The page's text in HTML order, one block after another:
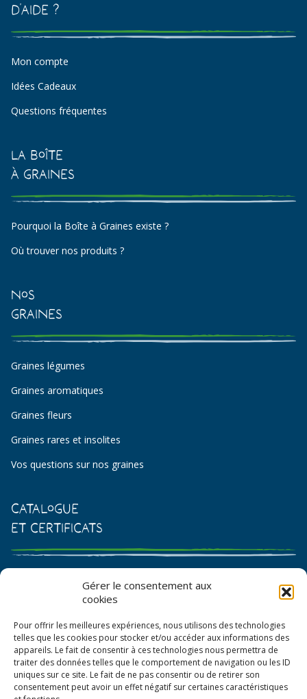
Gérer le consentement aux
cookies
Pour offrir les meilleures expériences, nous utilisons des technologies
telles que les cookies pour stocker et/ou accéder aux informations des
appareils. Le fait de consentir à ces technologies nous permettra de
traiter des données telles que le comportement de navigation ou les ID
uniques sur ce site. Le fait de ne pas consentir ou de retirer son
consentement peut avoir un effet négatif sur certaines caractéristiques
d'aide ?
Mon compte
Idées Cadeaux
Questions fréquentes
La Boîte
à Graines
Pourquoi la Boîte à Graines existe ?
Où trouver nos produits ?
Nos
Graines
Graines légumes
Graines aromatiques
Graines fleurs
Graines rares et insolites
Vos questions sur nos graines
Catalogue
et certificats
Catalogue de graines et semences
Bon de commande